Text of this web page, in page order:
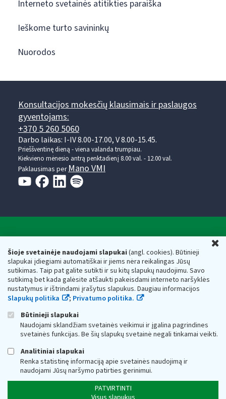
Šioje svetainėje naudojami slapukai(angl. cookies). Būtinieji
slapukai įdiegiami automatiškai ir jiems nėra reikalingas Jūsų
sutikimas. Taip pat galite sutikti ir su kitų slapukų naudojimu. Savo
sutikimą bet kada galėsite atšaukti pakeisdami interneto naršyklės
nustatymus ir ištrindami įrašytus slapukus. Daugiau informacijos
Slapukų politika
; Privatumo politika.
Būtinieji slapukai
Naudojami sklandžiam svetainės veikimui ir įgalina pagrindines
svetainės funkcijas. Be šių slapukų svetainė negali tinkamai veikti.
Analitiniai slapukai
Renka statistinę informaciją apie svetainės naudojimą ir
naudojami Jūsų naršymo patirties gerinimui.
PATVIRTINTI
Interneto svetainės atitikties paraiška
Ieškome turto savininkų
Nuorodos
Konsultacijos mokesčių klausimais ir paslaugos
gyventojams:
+370 5 260 5060
Darbo laikas: I-IV 8.00-17.00, V 8.00-15.45.
Prieššventinę dieną - viena valanda trumpiau.
Kiekvieno mėnesio antrą penktadienį 8.00 val. - 12.00 val.
Paklausimas per Mano VMI
Respublikos finansų ministerijos
Biudžetinė įstaiga. Juridinio asmens kodas — 188659752,
adresas: Vasario 16-osios g. 14, 01107 Vilnius, Lietuva, el.paštas:
vmi@vmi.lt, E. pristatymo dėžutės adresas 188659752
Duomenys apie Valstybinę mokesčių inspekciją prie Lietuvos
Respublikos finansų ministerijos kaupiami ir saugomi Juridinių